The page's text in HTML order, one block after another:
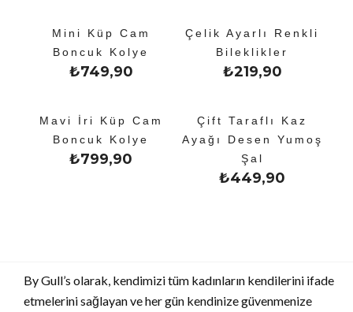
Mini Küp Cam
Boncuk Kolye
₺749,90
Çelik Ayarlı Renkli
Bileklikler
₺219,90
Mavi İri Küp Cam
Boncuk Kolye
₺799,90
Çift Taraflı Kaz
Ayağı Desen Yumoş
Şal
₺449,90
By Gull’s olarak, kendimizi tüm kadınların kendilerini ifade
etmelerini sağlayan ve her gün kendinize güvenmenize